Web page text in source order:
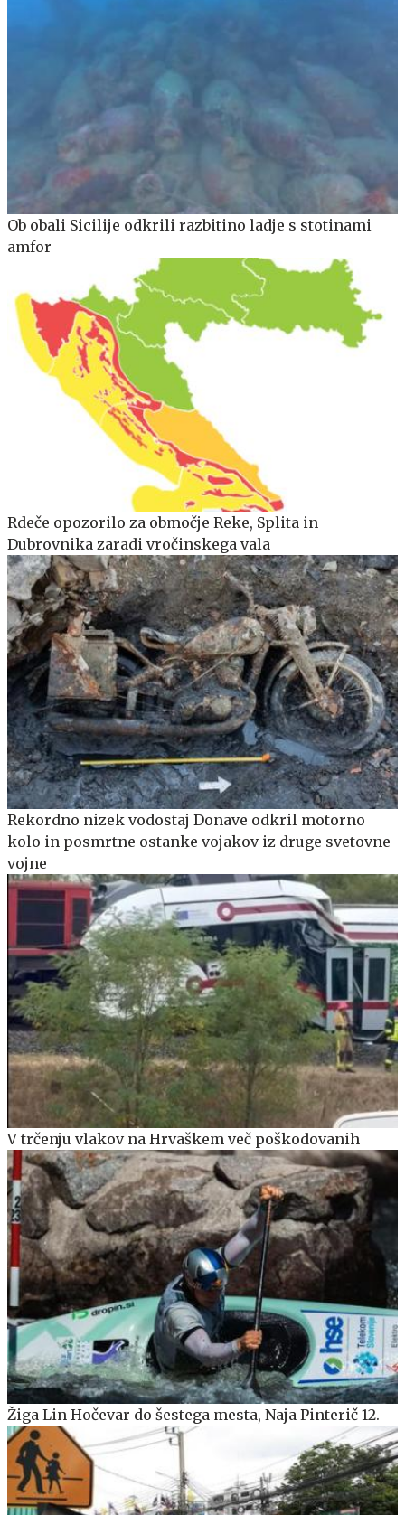
Ob obali Sicilije odkrili razbitino ladje s stotinami
amfor
Rdeče opozorilo za območje Reke, Splita in
Dubrovnika zaradi vročinskega vala
Rekordno nizek vodostaj Donave odkril motorno
kolo in posmrtne ostanke vojakov iz druge svetovne
vojne
V trčenju vlakov na Hrvaškem več poškodovanih
Žiga Lin Hočevar do šestega mesta, Naja Pinterič 12.